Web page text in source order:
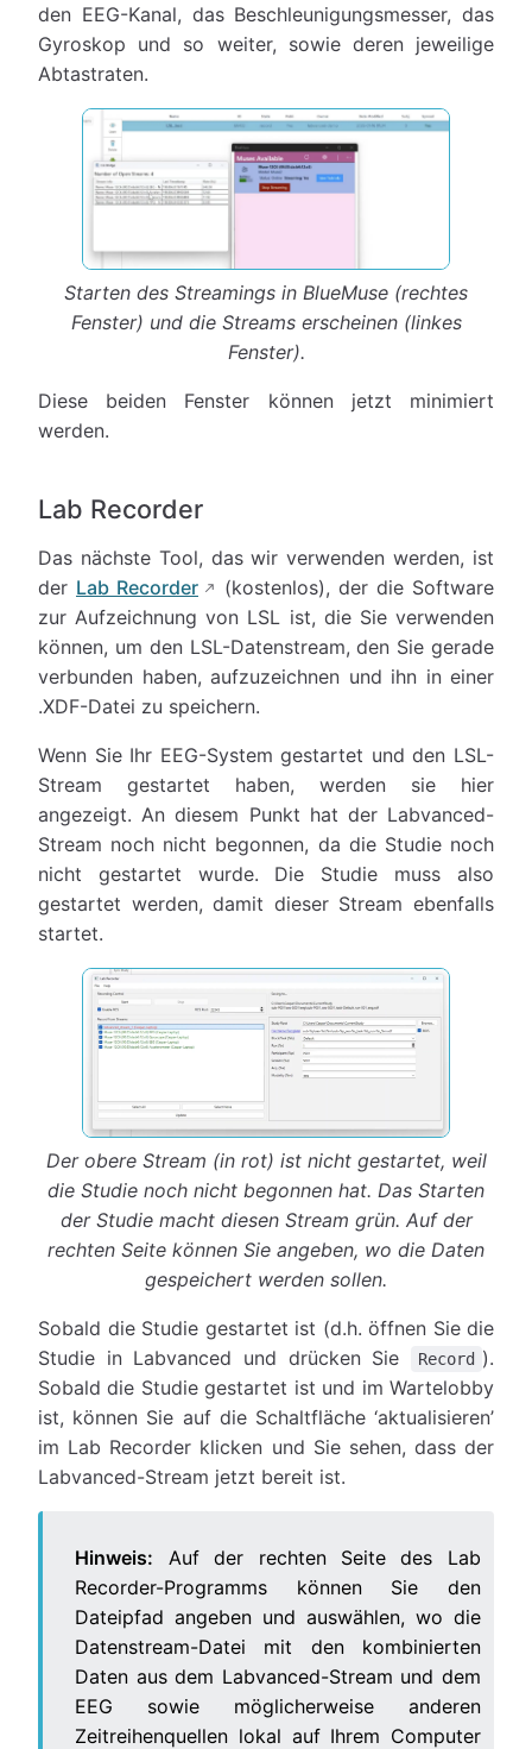
den EEG-Kanal, das Beschleunigungsmesser, das
Gyroskop und so weiter, sowie deren jeweilige
Abtastraten.
Starten des Streamings in BlueMuse (rechtes
Fenster) und die Streams erscheinen (linkes
Fenster).
Diese beiden Fenster können jetzt minimiert
werden.
Lab Recorder
Das nächste Tool, das wir verwenden werden, ist
der Lab Recorder
(kostenlos), der die Software
zur Aufzeichnung von LSL ist, die Sie verwenden
können, um den LSL-Datenstream, den Sie gerade
verbunden haben, aufzuzeichnen und ihn in einer
.XDF-Datei zu speichern.
Wenn Sie Ihr EEG-System gestartet und den LSL-
Stream gestartet haben, werden sie hier
angezeigt. An diesem Punkt hat der Labvanced-
Stream noch nicht begonnen, da die Studie noch
nicht gestartet wurde. Die Studie muss also
gestartet werden, damit dieser Stream ebenfalls
startet.
Der obere Stream (in rot) ist nicht gestartet, weil
die Studie noch nicht begonnen hat. Das Starten
der Studie macht diesen Stream grün. Auf der
rechten Seite können Sie angeben, wo die Daten
gespeichert werden sollen.
Sobald die Studie gestartet ist (d.h. öffnen Sie die
Studie in Labvanced und drücken Sie
Record ).
Sobald die Studie gestartet ist und im Wartelobby
ist, können Sie auf die Schaltfläche ‘aktualisieren’
im Lab Recorder klicken und Sie sehen, dass der
Labvanced-Stream jetzt bereit ist.
Hinweis: Auf der rechten Seite des Lab
Recorder-Programms können Sie den
Dateipfad angeben und auswählen, wo die
Datenstream-Datei mit den kombinierten
Daten aus dem Labvanced-Stream und dem
EEG sowie möglicherweise anderen
Zeitreihenquellen lokal auf Ihrem Computer